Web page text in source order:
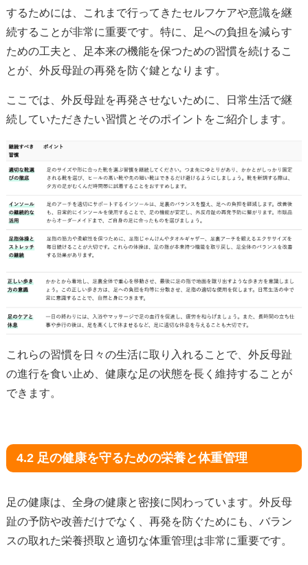
するためには、これまで行ってきたセルフケアや意識を継
続することが非常に重要です。特に、足への負担を減らす
ための工夫と、足本来の機能を保つための習慣を続けるこ
とが、外反母趾の再発を防ぐ鍵となります。
ここでは、外反母趾を再発させないために、日常生活で継
続していただきたい習慣とそのポイントをご紹介します。
これらの習慣を日々の生活に取り入れることで、外反母趾
の進行を食い止め、健康な足の状態を長く維持することが
できます。
4.2 足の健康を守るための栄養と体重管理
足の健康は、全身の健康と密接に関わっています。外反母
趾の予防や改善だけでなく、再発を防ぐためにも、バラン
スの取れた栄養摂取と適切な体重管理は非常に重要です。